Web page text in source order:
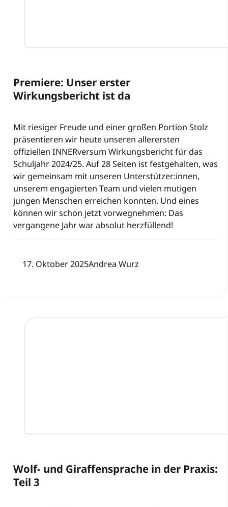
Premiere: Unser erster
Wirkungsbericht ist da
Mit riesiger Freude und einer großen Portion Stolz
präsentieren wir heute unseren allerersten
offiziellen INNERversum Wirkungsbericht für das
Schuljahr 2024/25. Auf 28 Seiten ist festgehalten, was
wir gemeinsam mit unseren Unterstützer:innen,
unserem engagierten Team und vielen mutigen
jungen Menschen erreichen konnten. Und eines
können wir schon jetzt vorwegnehmen: Das
vergangene Jahr war absolut herzfüllend!
17. Oktober 2025Andrea Wurz
Wolf- und Giraffensprache in der Praxis:
Teil 3